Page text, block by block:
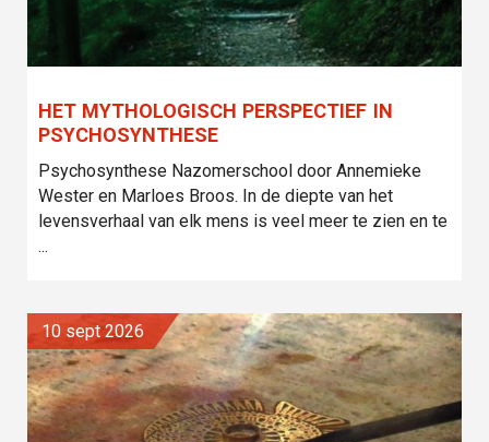
HET MYTHOLOGISCH PERSPECTIEF IN
PSYCHOSYNTHESE
Psychosynthese Nazomerschool door Annemieke
Wester en Marloes Broos. In de diepte van het
levensverhaal van elk mens is veel meer te zien en te
...
10 sept 2026